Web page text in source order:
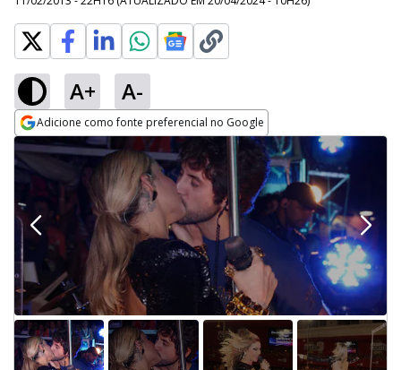
A+ A-
Adicione como fonte preferencial no Google
Opens in new window